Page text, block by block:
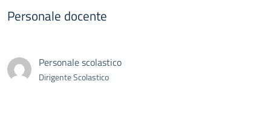
Personale docente
Personale scolastico
Dirigente Scolastico